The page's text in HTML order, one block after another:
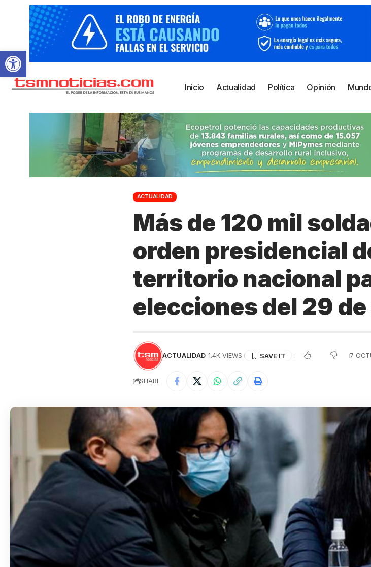
Abrir barra de herramientas
Inicio Actualidad Política Opinión
ACTUALIDAD
Más de 120 mil
orden presidencial
territorio nacional
elecciones del 29
ACTUALIDAD 1.4K VIEWS 7
SHARE